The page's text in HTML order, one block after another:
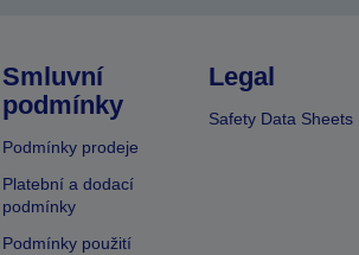
Smluvní
podmínky
Podmínky prodeje
Platební a dodací
podmínky
Podmínky použití
Legal
Safety Data Sheets